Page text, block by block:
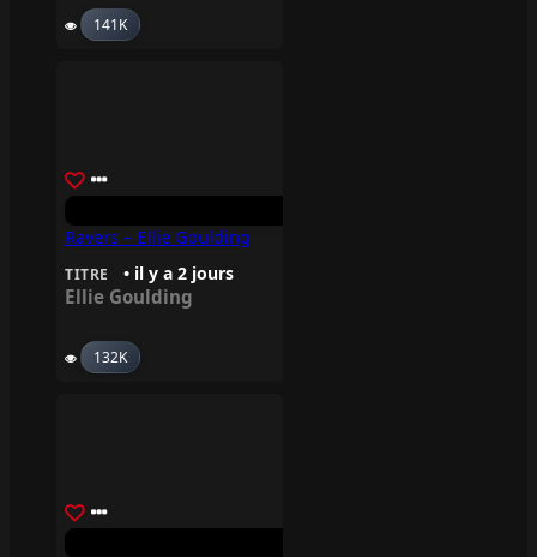
141K
Ravers – Ellie Goulding
TITRE • il y a 2 jours
Ellie Goulding
132K